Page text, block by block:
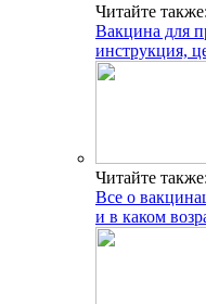
Читайте также:
Вакцина для
инструкция,
Читайте также:
Все о
и в каком